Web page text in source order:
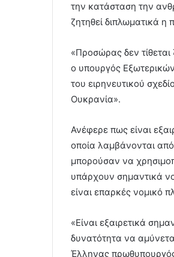
την κατάσταση την
ζητηθεί διπλωματικά η
«Προσώρας δεν
ο υπουργός
του ειρηνευτικού
Ουκρανία».
Ανέφερε πως είναι
οποία λαμβάνονται
μπορούσαν να
υπάρχουν σημαντικά
είναι επαρκές νομικό
«Είναι εξαιρετικά
δυνατότητα να
Έλληνας